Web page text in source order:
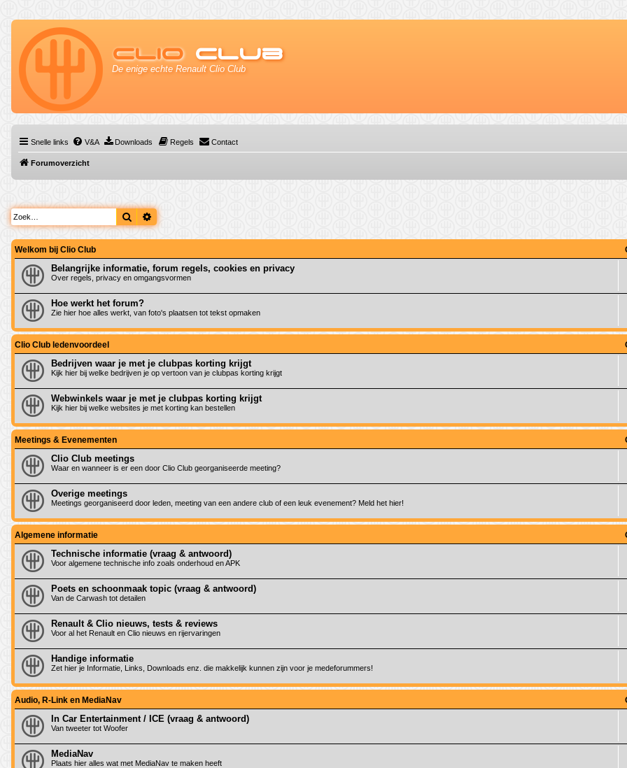
Clio Club
De enige echte Renault Clio Club
Snelle links V&A Downloads Regels Contact
Forumoverzicht
Zoek
Welkom bij Clio Club
Belangrijke informatie, forum regels, cookies en privacy
Over regels, privacy en omgangsvormen
Hoe werkt het forum?
Zie hier hoe alles werkt, van foto's plaatsen tot tekst opmaken
Clio Club ledenvoordeel
Bedrijven waar je met je clubpas korting krijgt
Kijk hier bij welke bedrijven je op vertoon van je clubpas korting krijgt
Webwinkels waar je met je clubpas korting krijgt
Kijk hier bij welke websites je met korting kan bestellen
Meetings & Evenementen
Clio Club meetings
Waar en wanneer is er een door Clio Club georganiseerde meeting?
Overige meetings
Meetings georganiseerd door leden, meeting van een andere club of een leuk evenement? Meld het hier!
Algemene informatie
Technische informatie (vraag & antwoord)
Voor algemene technische info zoals onderhoud en APK
Poets en schoonmaak topic (vraag & antwoord)
Van de Carwash tot detailen
Renault & Clio nieuws, tests & reviews
Voor al het Renault en Clio nieuws en rijervaringen
Handige informatie
Zet hier je Informatie, Links, Downloads enz. die makkelijk kunnen zijn voor je medeforummers!
Audio, R-Link en MediaNav
In Car Entertainment / ICE (vraag & antwoord)
Van tweeter tot Woofer
MediaNav
Plaats hier alles wat met MediaNav te maken heeft